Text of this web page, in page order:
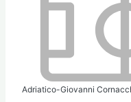
Adriatico-Giovanni